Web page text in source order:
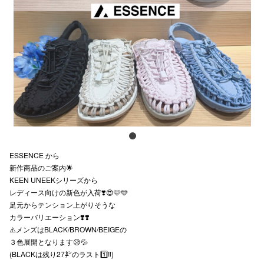
ESSENCE から
新作商品のご案内🌟
KEEN UNEEKシリーズから
レディース向けの新色が入荷❣️😍🩷🩵
足元からテンション上がりそうな
カラーバリエーション❣️❣️
⚠️メンズはBLACK/BROWN/BEIGEの
３色展開となります😥💦
(BLACKは残り27㌢のラスト1️⃣‼️)
アクセ
スタッ
電話で
公式SNS